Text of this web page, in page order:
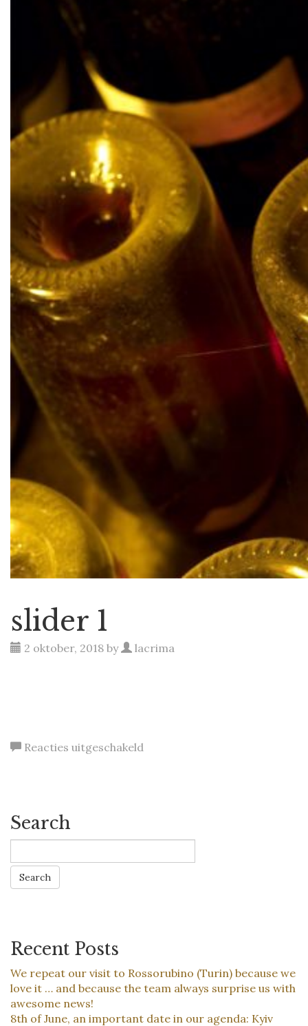
slider 1
2 oktober, 2018 by lacrima
Reacties uitgeschakeld
Search
Recent Posts
We repeat our visit to Rossorubino (Turin) because we
love it … and because the team always surprise us with
awesome news!
8th of June, an important date in our agenda: Kyiv